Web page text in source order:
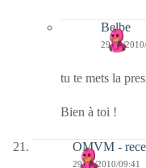
Belbe
29/12/
tu te mets la
Bien à toi !
OMVM -
29/12/2010/09:41